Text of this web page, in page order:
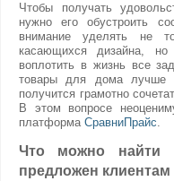
Чтобы получать
нужно его обустроить
внимание уделять не
касающихся дизайна,
воплотить в жизнь все
товары для дома лучше
получится грамотно
В этом вопросе
платформа СравниПрайс.
Что можно найти
предложен клиентам